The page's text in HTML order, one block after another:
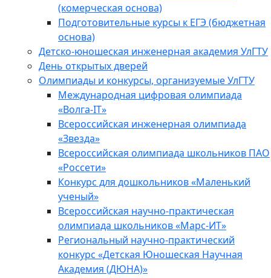
(комерческая основа)
Подготовительные курсы к ЕГЭ (бюджетная
основа)
Детско-юношеская инженерная академия УлГТУ
День открытых дверей
Олимпиады и конкурсы, организуемые УлГТУ
Международная цифровая олимпиада
«Волга-IT»
Всероссийская инженерная олимпиада
«Звезда»
Всероссийская олимпиада школьников ПАО
«Россети»
Конкурс для дошкольников «Маленький
ученый»
Всероссийская научно-практическая
олимпиада школьников «Марс-ИТ»
Региональный научно-практический
конкурс «Детская Юношеская Научная
Академия (ДЮНА)»